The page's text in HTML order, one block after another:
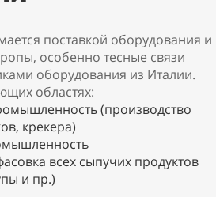
поставкой оборудования и
особенно тесные связи
оборудования из Италии.
областях:
(производство
крекера)
всех сыпучих продуктов
и пр.)